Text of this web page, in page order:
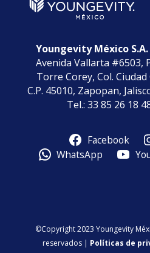
Youngevity México S.A.
Avenida Vallarta #6503,
Torre Corey, Col. Ciudad
C.P. 45010, Zapopan,
Tel.: 33 85 26 18
Facebook
WhatsApp
©Copyright 2023 Youngevity
reservados | Políticas de